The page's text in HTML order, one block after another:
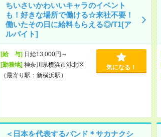
ちいさいかわいいキャラのイベント
も！好きな場所で働ける☆来社不要！
働いたその日に給料もらえる◎/T1[ア
ルバイト]
[給 与]日給13,000円～
[勤務地]神奈川県横浜市港北区
（最寄り駅：新横浜駅）
気になる！
＜日本を代表するバンド＊サカナクシ